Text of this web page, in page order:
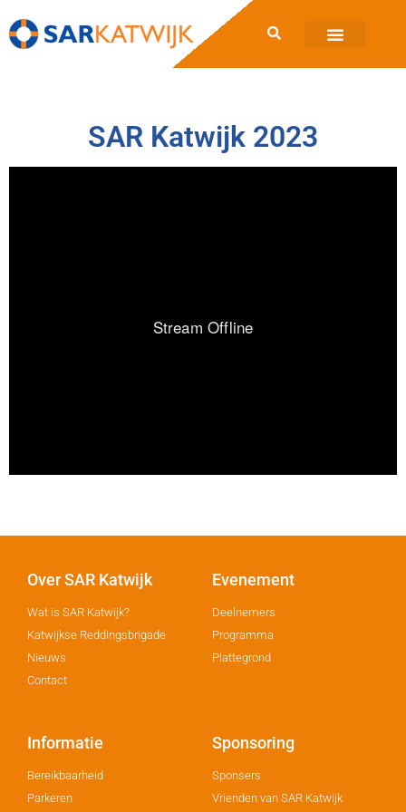
SAR Katwijk 2023
Over SAR Katwijk
Wat is SAR Katwijk?
Katwijkse Reddingsbrigade
Nieuws
Contact
Evenement
Deelnemers
Programma
Plattegrond
Informatie
Bereikbaarheid
Parkeren
Sponsoring
Sponsers
Vrienden van SAR Katwijk